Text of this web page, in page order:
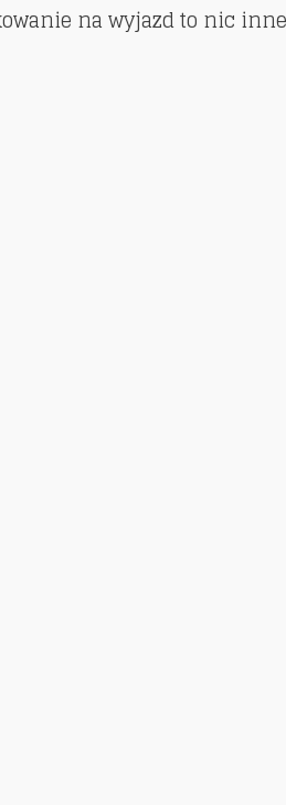
na wyjazd to nic